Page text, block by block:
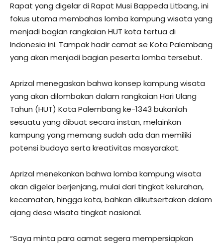
Rapat yang digelar di Rapat Musi Bappeda Litbang, ini
fokus utama membahas lomba kampung wisata yang
menjadi bagian rangkaian HUT kota tertua di
Indonesia ini. Tampak hadir camat se Kota Palembang
yang akan menjadi bagian peserta lomba tersebut.
Aprizal menegaskan bahwa konsep kampung wisata
yang akan dilombakan dalam rangkaian Hari Ulang
Tahun (HUT) Kota Palembang ke-1343 bukanlah
sesuatu yang dibuat secara instan, melainkan
kampung yang memang sudah ada dan memiliki
potensi budaya serta kreativitas masyarakat.
Aprizal menekankan bahwa lomba kampung wisata
akan digelar berjenjang, mulai dari tingkat kelurahan,
kecamatan, hingga kota, bahkan diikutsertakan dalam
ajang desa wisata tingkat nasional.
“Saya minta para camat segera mempersiapkan